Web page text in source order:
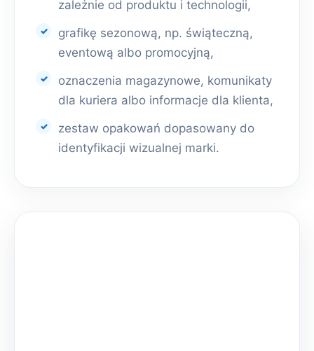
zależnie od produktu i technologii,
grafikę sezonową, np. świąteczną,
eventową albo promocyjną,
oznaczenia magazynowe, komunikaty
dla kuriera albo informacje dla klienta,
zestaw opakowań dopasowany do
identyfikacji wizualnej marki.